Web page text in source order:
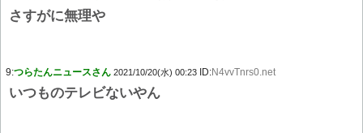
さすがに無理や
9:つらたんニュースさん 2021/10/20(水) 00:23 ID:N4vvTnrs0.net
いつものテレビないやん